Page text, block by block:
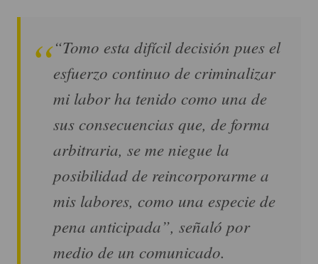
“Tomo esta difícil decisión pues el
esfuerzo continuo de criminalizar
mi labor ha tenido como una de
sus consecuencias que, de forma
arbitraria, se me niegue la
posibilidad de reincorporarme a
mis labores, como una especie de
pena anticipada”, señaló por
medio de un comunicado.